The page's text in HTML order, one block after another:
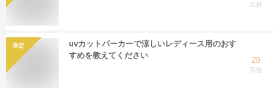
回答
決定
uvカットパーカーで涼しいレディース用のおす
すめを教えてください
29
回答